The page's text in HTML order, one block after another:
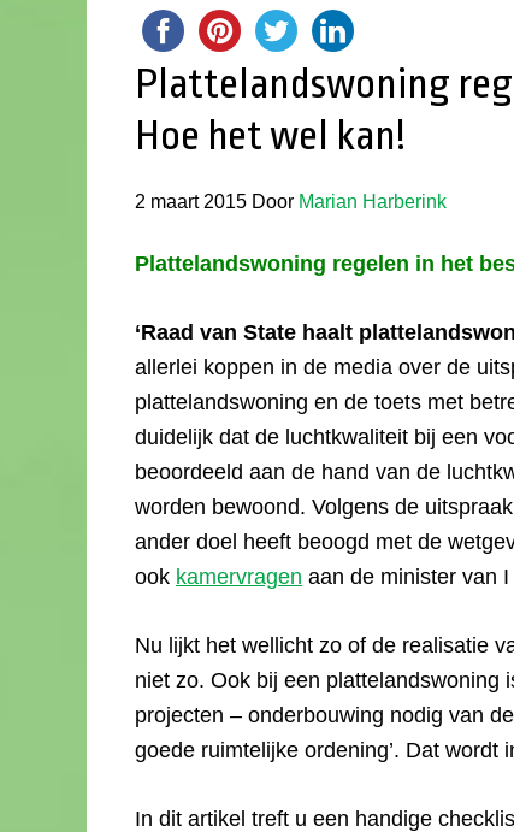
Plattelandswoning
Hoe het wel kan!
2 maart 2015 Door Marian Harberink
Plattelandswoning regelen in het
‘Raad van State haalt
allerlei koppen in de media over de
plattelandswoning en de toets met
duidelijk dat de luchtkwaliteit bij een
beoordeeld aan de hand van de
worden bewoond. Volgens de
ander doel heeft beoogd met de
ook kamervragen aan de minister van
Nu lijkt het wellicht zo of de realisatie
niet zo. Ook bij een plattelandswoning
projecten – onderbouwing nodig van
goede ruimtelijke ordening’. Dat
In dit artikel treft u een handige